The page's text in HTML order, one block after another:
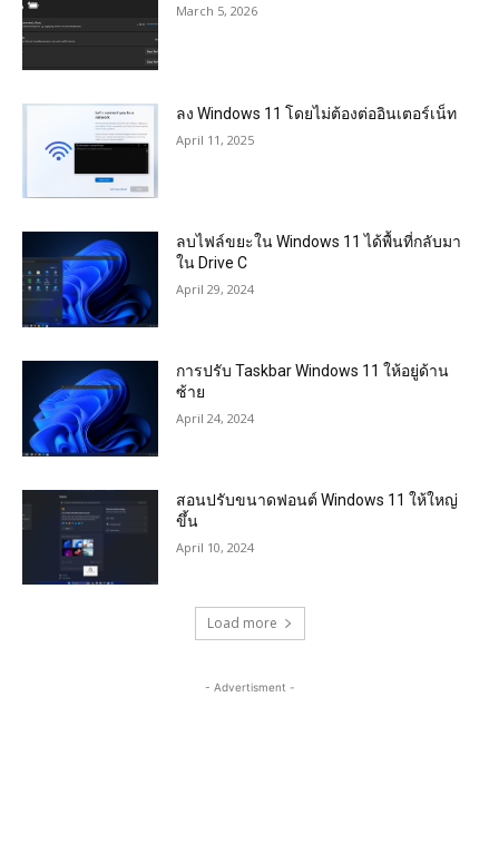
March 5, 2026
ลง Windows 11 โดยไม่ต้องต่ออินเตอร์เน็ท
April 11, 2025
ลบไฟล์ขยะใน Windows 11 ได้พื้นที่กลับมา
ใน Drive C
April 29, 2024
การปรับ Taskbar Windows 11 ให้อยู่ด้าน
ซ้าย
April 24, 2024
สอนปรับขนาดฟอนต์ Windows 11 ให้ใหญ่
ขึ้น
April 10, 2024
Load more
- Advertisment -